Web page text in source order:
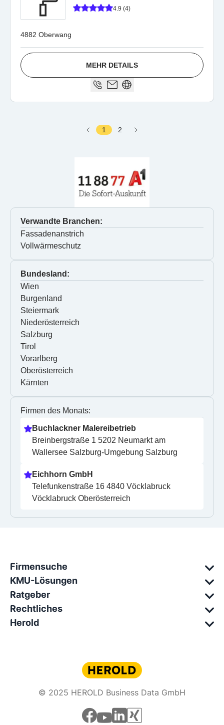
4.9 (4)
4882 Oberwang
MEHR DETAILS
1 2
Verwandte Branchen:
Fassadenanstrich
Vollwärmeschutz
Bundesland:
Wien
Burgenland
Steiermark
Niederösterreich
Salzburg
Tirol
Vorarlberg
Oberösterreich
Kärnten
Firmen des Monats:
Buchlackner Malereibetrieb
Breinbergstraße 1 5202 Neumarkt am
Wallersee Salzburg-Umgebung Salzburg
Eichhorn GmbH
Telefunkenstraße 16 4840 Vöcklabruck
Vöcklabruck Oberösterreich
Firmensuche
KMU-Lösungen
Ratgeber
Rechtliches
Herold
© 2025 HEROLD Business Data GmbH